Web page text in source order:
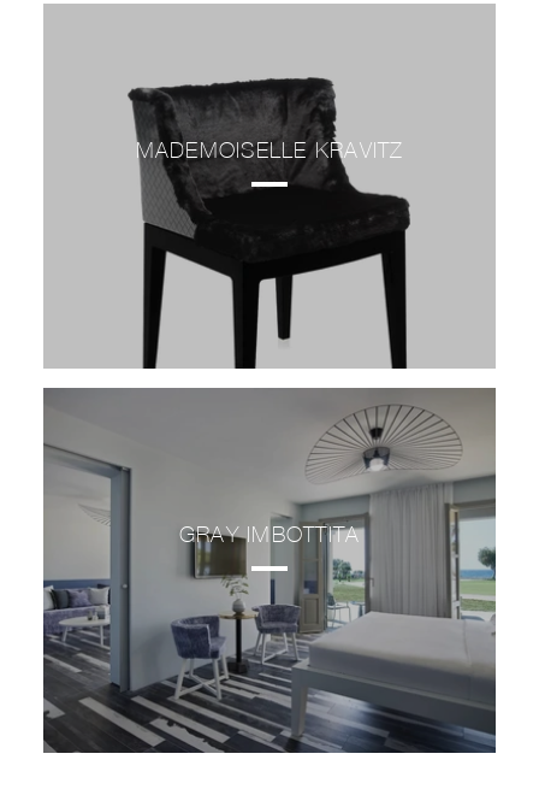
MADEMOISELLE KRAVITZ
GRAY IMBOTTITA